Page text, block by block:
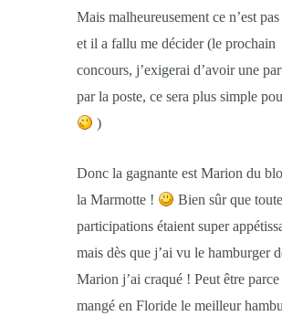
Mais malheureusement ce n’est
et il a fallu me décider (le prochain
concours, j’exigerai d’avoir une
par la poste, ce sera plus simple
)
Donc la gagnante est Marion du
la Marmotte !
Bien sûr que
participations étaient super
mais dès que j’ai vu le hamburger
Marion j’ai craqué ! Peut être parce
mangé en Floride le meilleur